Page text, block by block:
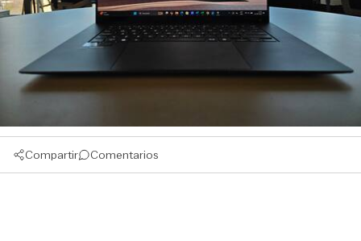
Compartir Comentarios